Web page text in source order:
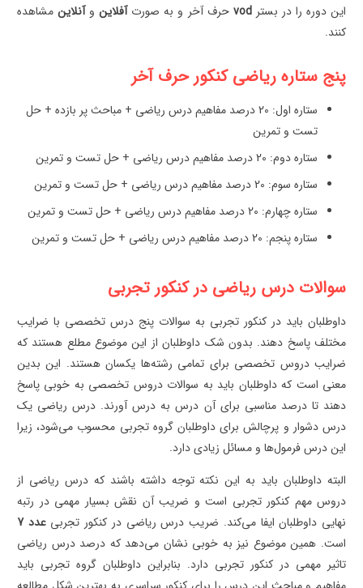
این دوره را در بسترvod حرف آخر و به صورتآفلاینوآنلاینمشاهده
کنند.
پنج ستارهریاضیکنکور حرف آخر
ستاره اول: 20 درصد مفاهیم درس ریاضی + مباحث پر بازده + حل
تست و تمرین
ستاره دوم: 20 درصد مفاهیم درس ریاضی + حل تست و تمرین
ستاره سوم: 20 درصد مفاهیم درس ریاضی + حل تست و تمرین
ستاره چهارم: 20 درصد مفاهیم درس ریاضی + حل تست و تمرین
ستاره پنجم: 20 درصد مفاهیم درس ریاضی + حل تست و تمرین
سوالات درس ریاضی در کنکور تجربی
داوطلبان باید در کنکور تجربی به سوالات پنج درس تخصصی با ضرایب
مختلف پاسخ دهند. بدون شک داوطلبان از این موضوع مطلع هستند که
ضرایب دروس تخصصی برای تمامی رشته‌ها یکسان هستند. این بدین
معنی است که داوطلبان باید به سوالات دروس تخصصی به خوبی پاسخ
دهند تا درصد مناسبی برای آن درس به درس آورند. درس ریاضی یک
درس دشوار و پرچالش برای داوطلبان گروه تجربی محسوب می‌شود، زیرا
این درس فرمول‌ها و مسائل زیادی دارد.
البته داوطلبان باید به این نکته توجه داشته باشند که درس ریاضی از
دروس مهم کنکور تجربی است و ضریب آن نقش بسیار مهمی در رتبه
نهایی داوطلبان ایفا می‌کند. ضریب درس ریاضی در کنکور تجربیعدد 7
است. همین موضوع نیز به خوبی نشان می‌دهد که درصد درس ریاضی
تاثیر مهمی در کنکور تجربی دارد. بنابراین داوطلبان گروه تجربی باید